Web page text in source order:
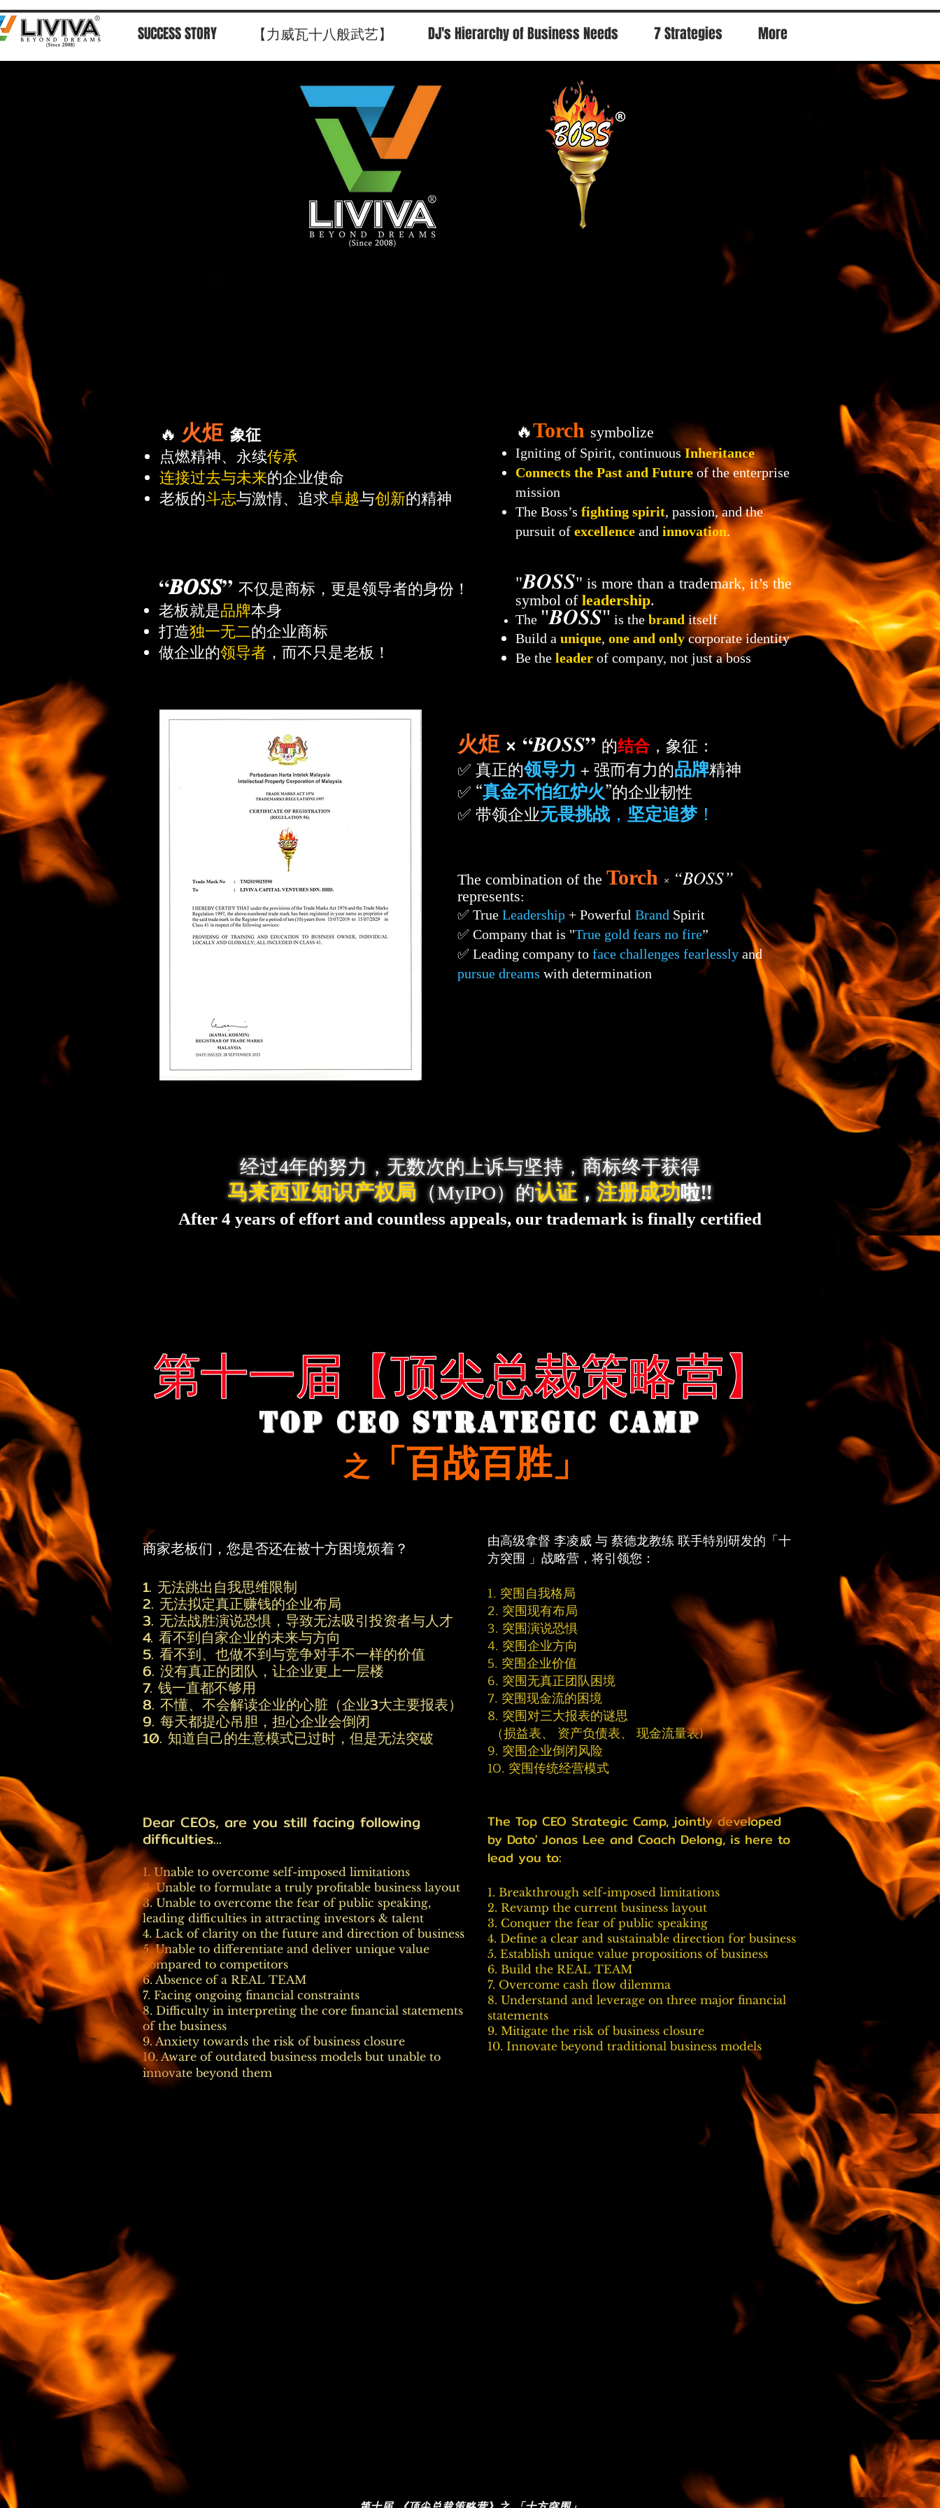
SUCCESS STORY 【力威瓦十八般武艺】 DJ's Hierarchy of Business Needs 7 Strategies More
“𝑩𝑶𝑺𝑺” 不仅是商标，更是领导者的身份！
老板就是品牌本身
打造独一无二的企业商标
做企业的领导者 ，而不只是老板！
🔥Torch symbolize
Igniting of Spirit, continuousInheritance
Connects the Past and Future of the enterprise
mission
The Boss’s fighting spirit, passion, and the
pursuit of excellence and innovation.
"𝑩𝑶𝑺𝑺" is more than a trademark, it’s the
symbol of leadership.
The "𝑩𝑶𝑺𝑺" is the branditself
Build a unique, one and onlycorporate identity
Be the leader of company, not just a boss
火炬× “BOSS” 的结合，象征：
✅ 真正的领导力 + 强而有力的品牌精神
✅ “真金不怕红炉火”的企业韧性
✅ 带领企业无畏挑战 ， 坚定追梦！
The combination of the Torch × “BOSS”
represents:
✅ True Leadership + Powerful Brand Spirit
✅ Company that is "True gold fears no fire”
✅ Leading company to face challenges fearlessly and
pursue dreams with determination
🔥 火炬 象征
点燃精神、永续传承
连接过去与未来的企业使命
老板的斗志与激情、追求卓越与创新的精神
经过4年的努力，无数次的上诉与坚持，商标终于获得
马来西亚知识产权局（MyIPO）的认证，注册成功啦‼️
After 4 years of effort and countless appeals, our trademark is finally certified
第十一届【顶尖总裁策略营】
TOP CEO STRATEGIC CAMP
之 「百战百胜」
由高级拿督 李凌威 与 蔡德龙教练 联手特别研发的 「十
方突围 」战略营，将引领您：
1. 突围自我格局
2. 突围现有布局
3. 突围演说恐惧
4. 突围企业方向
5. 突围企业价值
6. 突围无真正团队困境
7. 突围现金流的困境
8. 突围对三大报表的谜思
（损益表、 资产负债表、 现金流量表)
9. 突围企业倒闭风险
10. 突围传统经营模式
The Top CEO Strategic Camp, jointly developed
by Dato' Jonas Lee and Coach Delong, is here to
lead you to:
1. Breakthrough self-imposed limitations
2. Revamp the current business layout
3. Conquer the fear of public speaking
4. Define a clear and sustainable direction for business
5. Establish unique value propositions of business
6. Build the REAL TEAM
7. Overcome cash flow dilemma
8. Understand and leverage on three major financial
statements
9. Mitigate the risk of business closure
10. Innovate beyond traditional business models
商家老板们，您是否还在被十方困境烦着？
1. 无法跳出自我思维限制
2. 无法拟定真正赚钱的企业布局
3. 无法战胜演说恐惧，导致无法吸引投资者与人才
4. 看不到自家企业的未来与方向
5. 看不到、也做不到与竞争对手不一样的价值
6. 没有真正的团队，让企业更上一层楼
7. 钱一直都不够用
8. 不懂、不会解读企业的心脏（企业3大主要报表）
9. 每天都提心吊胆，担心企业会倒闭
10. 知道自己的生意模式已过时，但是无法突破
Dear CEOs, are you still facing following
difficulties...
1. Unable to overcome self-imposed limitations
2. Unable to formulate a truly profitable business layout
3. Unable to overcome the fear of public speaking,
leading difficulties in attracting investors & talent
4. Lack of clarity on the future and direction of business
5. Unable to differentiate and deliver unique value
compared to competitors
6. Absence of a REAL TEAM
7. Facing ongoing financial constraints
8. Difficulty in interpreting the core financial statements
of the business
9. Anxiety towards the risk of business closure
10. Aware of outdated business models but unable to
innovate beyond them